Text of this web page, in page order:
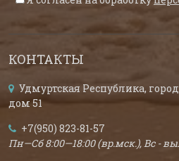
КОНТАКТЫ
Удмуртская Республика,
дом 51
+7(950) 823-81-57
Пн—Сб 8:00—18:00 (вр.мск.), Вс -